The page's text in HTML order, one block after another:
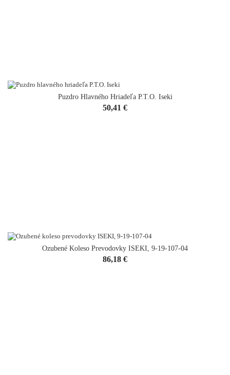
Puzdro Hlavného Hriadeľa P.T.O. Iseki
Cena
50,41 €
Ozubené Koleso Prevodovky ISEKI, 9-19-107-04
Cena
86,18 €